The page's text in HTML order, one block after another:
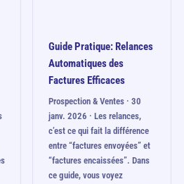
Guide Pratique: Relances
Automatiques des
Factures Efficaces
Prospection & Ventes · 30
janv. 2026 · Les relances,
c’est ce qui fait la différence
entre “factures envoyées” et
“factures encaissées”. Dans
ce guide, vous voyez